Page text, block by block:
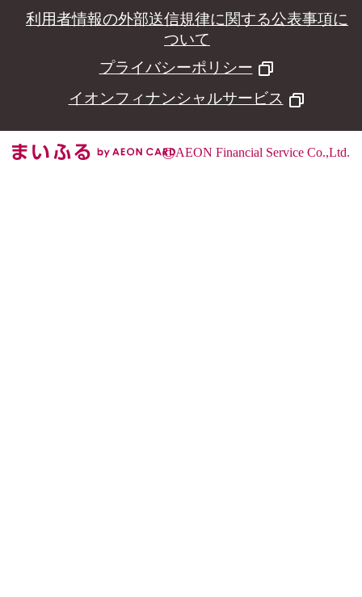
利用者情報の外部送信規律に関する公表事項に
ついて
プライバシーポリシー
イオンフィナンシャルサービス
©AEON Financial Service Co.,Ltd.